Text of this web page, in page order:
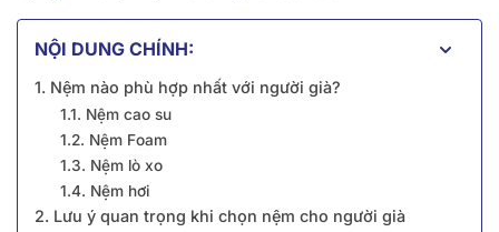
NỘI DUNG CHÍNH:
1. Nệm nào phù hợp nhất với người già?
1.1. Nệm cao su
1.2. Nệm Foam
1.3. Nệm lò xo
1.4. Nệm hơi
2. Lưu ý quan trọng khi chọn nệm cho người già